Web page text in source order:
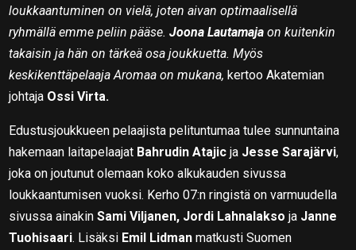
loukkaantuminen on vielä, joten aivan optimaalisellä
ryhmällä emme peliin pääse.Joona Lautamaja on kuitenkin
takaisin ja hän on tärkeä osa joukkuetta. Myös
keskikenttäpelaaja Aromaa on mukana, kertoo Akatemian
johtaja Ossi Virta.
Edustusjoukkueen pelaajista pelituntumaa tulee sunnuntaina
hakemaan laitapelaajat Bahrudin Atajic ja Jesse Sarajärvi,
joka on joutunut olemaan koko alkukauden sivussa
loukkaantumisen vuoksi. Kerho 07:n ringistä on varmuudella
sivussa ainakinSami Viljanen, Jordi Lahnalakso ja Janne
Tuohisaari. Lisäksi Emil Lidman matkusti Suomen